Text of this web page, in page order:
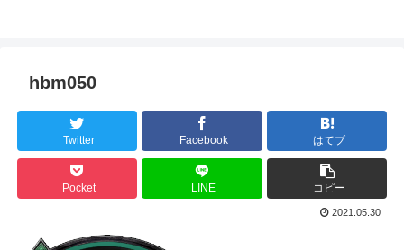
hbm050
Twitter Facebook はてブ
Pocket LINE コピー
2021.05.30